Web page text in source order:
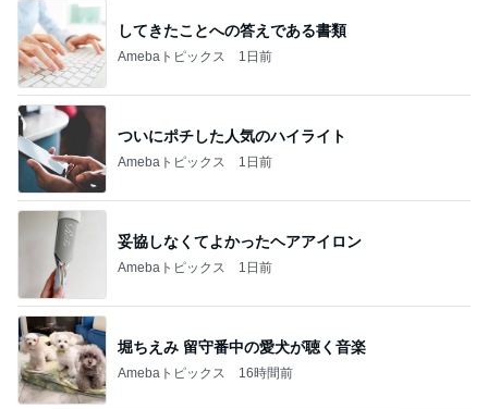
してきたことへの答えである書類
Amebaトピックス 1日前
ついにポチした人気のハイライト
Amebaトピックス 1日前
妥協しなくてよかったヘアアイロン
Amebaトピックス 1日前
堀ちえみ 留守番中の愛犬が聴く音楽
Amebaトピックス 16時間前